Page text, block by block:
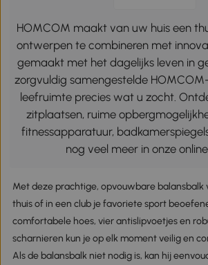
HOMCOM maakt van uw huis een
ontwerpen te combineren met
gemaakt met het dagelijks leven in
zorgvuldig samengestelde
leefruimte precies wat u zocht.
zitplaatsen, ruime
fitnessapparatuur,
nog veel meer in onze
Met deze prachtige, opvouwbare balansbalk
thuis of in een club je favoriete sport
comfortabele hoes, vier antislipvoetjes en
scharnieren kun je op elk moment veilig en
Als de balansbalk niet nodig is, kan hij